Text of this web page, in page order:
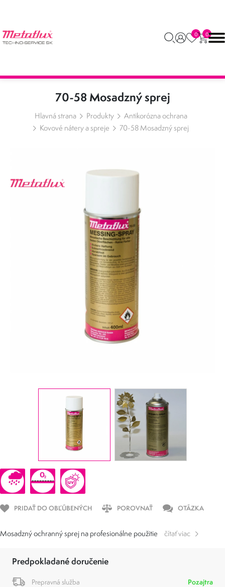
0 0
70-58 Mosadzný sprej
Hlavná strana Produkty
Antikorózna ochrana
Kovové nátery a spreje
70-58 Mosadzný sprej
PRIDAŤ DO OBĽÚBENÝCH POROVNAŤ OTÁZKA
Mosadzný ochranný sprej na profesionálne použitie čítať viac
Predpokladané doručenie
Prepravná služba Pozajtra